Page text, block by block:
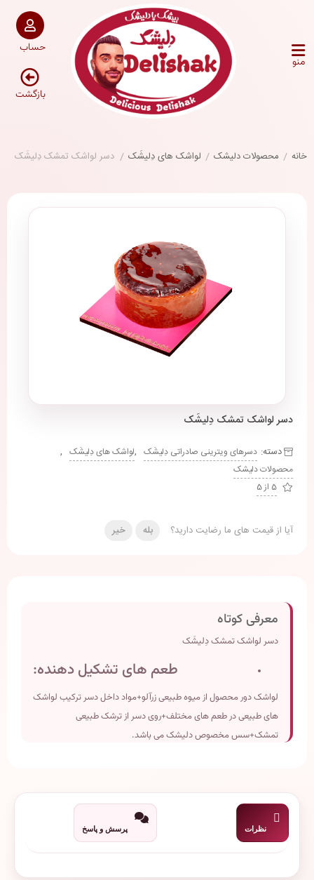
منو
حساب
بازگشت
خانه / محصولات دلیشک / لواشک های دِلیشَک / دسر لواشک تمشک دِلیشَک
دسر لواشک تمشک دِلیشَک
دسته: دسرهای ویترینی صادراتی دِلیشَک ,لواشک های دِلیشَک ,
محصولات دلیشک
5 از 5
آیا از قیمت های ما رضایت دارید؟ بله خیر
معرفی کوتاه
دسر لواشک تمشک دِلیشَک
طعم های تشکیل دهنده:
لواشک دور محصول از میوه طبیعی زرآلو+مواد داخل دسر ترکیب لواشک
های طبیعی در طعم های مختلف+روی دسر از ترشک طبیعی
تمشک+سس مخصوص دلیشک می باشد.
تاریخ انقضاء:دو سال پس از تولید
نظرات پرسش و پاسخ